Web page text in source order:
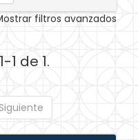
filtros avanzados
1 de 1.
Siguiente